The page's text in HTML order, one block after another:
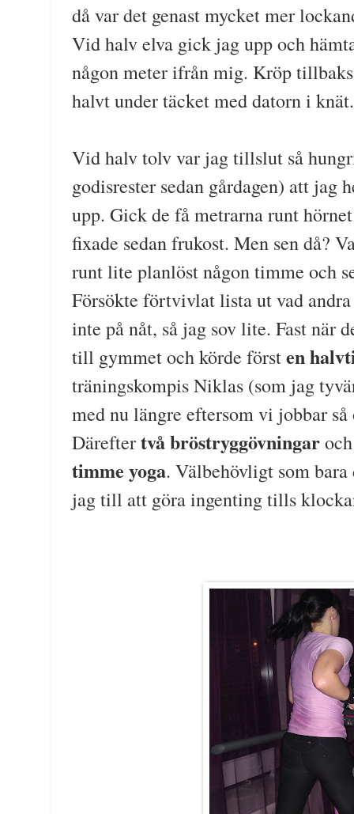
då var det genast mycket mer
Vid halv elva gick jag upp och
någon meter ifrån mig. Kröp
halvt under täcket med datorn i knät.
Vid halv tolv var jag tillslut så
godisrester sedan gårdagen) att jag
upp. Gick de få metrarna runt
fixade sedan frukost. Men sen då?
runt lite planlöst någon timme och
Försökte förtvivlat lista ut vad
inte på nåt, så jag sov lite. Fast när
till gymmet och körde försten
träningskompis Niklas (som jag
med nu längre eftersom vi jobbar
Däreftertvå bröstryggövningar
timme yoga. Välbehövligt som
jag till att göra ingenting tills